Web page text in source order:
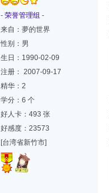
- 荣誉管理组 -
来自：夢的世界
性别：男
生日：1990-02-09
注册： 2007-09-17
精华：2
学分：6 个
好人卡：493 张
好感度：23573
[台湾省新竹市]